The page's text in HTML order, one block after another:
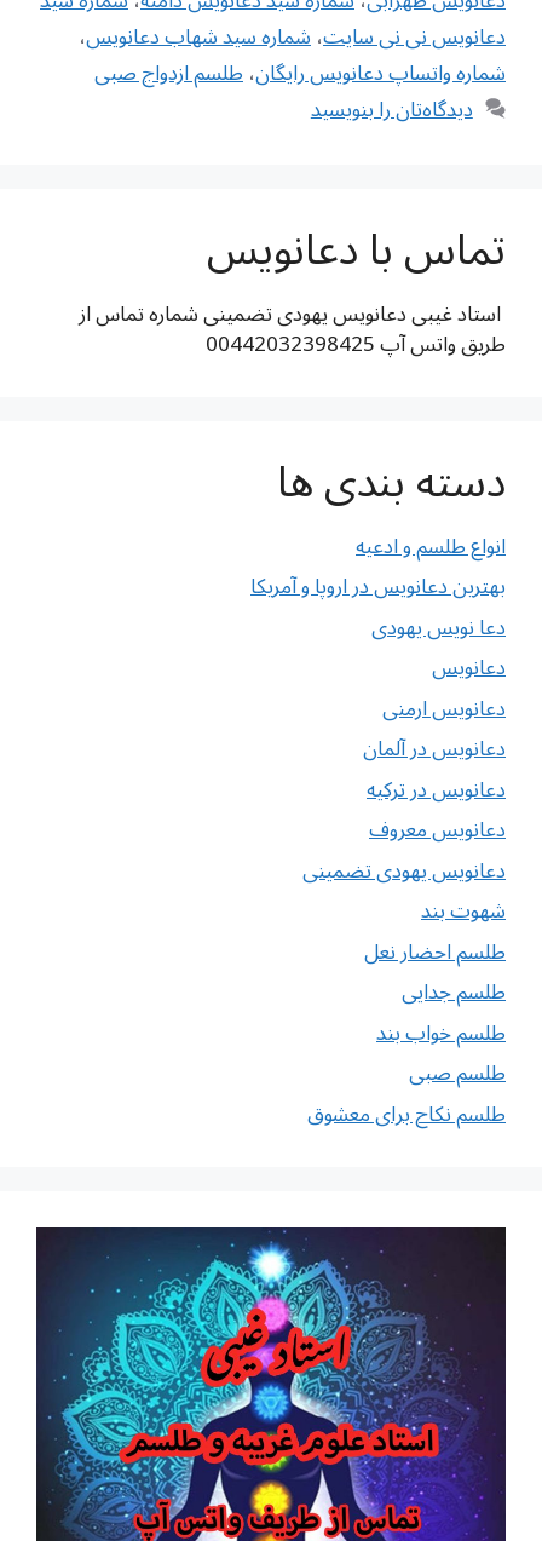
دعانویس نی نی سایت،شماره سید شهاب دعانویس،
شماره واتساپ دعانویس رایگان،طلسم ازدواج صبی
دیدگاه‌تان را بنویسید
تماس با دعانویس
استاد غیبی دعانویس یهودی تضمینی شماره تماس از
طریق واتس آپ 00442032398425
دسته بندی ها
انواع طلسم و ادعیه
بهترین دعانویس در اروپا و آمریکا
دعا نویس یهودی
دعانویس
دعانویس ارمنی
دعانویس در آلمان
دعانویس در ترکیه
دعانویس معروف
دعانویس یهودی تضمینی
شهوت بند
طلسم احضار نعل
طلسم جدایی
طلسم خواب بند
طلسم صبی
طلسم نکاح برای معشوق